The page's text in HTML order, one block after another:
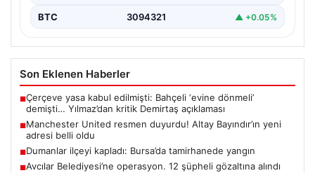
BTC 3094321 ▲ +0.05%
Son Eklenen Haberler
■Çerçeve yasa kabul edilmişti: Bahçeli ‘evine dönmeli’
demişti… Yılmaz’dan kritik Demirtaş açıklaması
■Manchester United resmen duyurdu! Altay Bayındır’ın yeni
adresi belli oldu
■Dumanlar ilçeyi kapladı: Bursa’da tamirhanede yangın
■Avcılar Belediyesi’ne operasyon. 12 şüpheli gözaltına alındı